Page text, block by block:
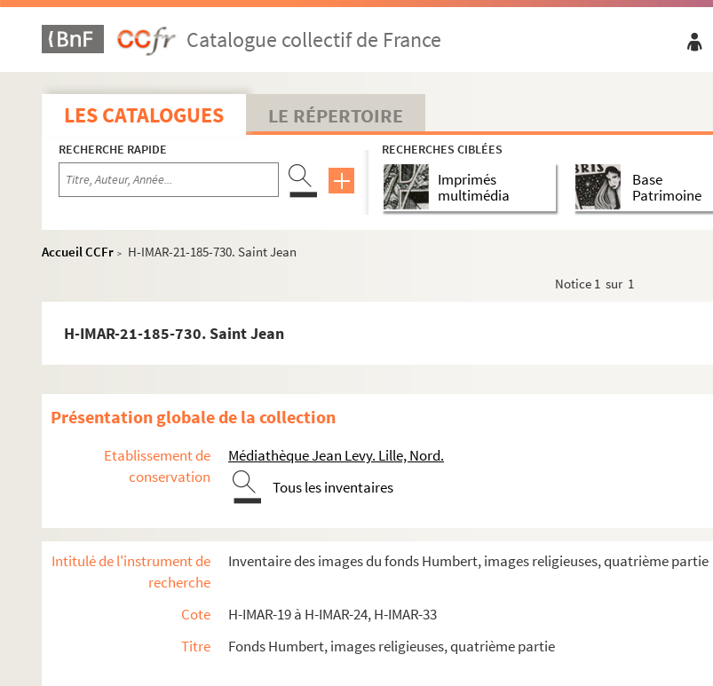
Catalogue collectif de France
LES CATALOGUES LE RÉPERTOIRE
RECHERCHE RAPIDE RECHERCHES CIBLÉES
Imprimés
multimédia
Base
Patrimoine
Accueil CCFr >
H-IMAR-21-185-730. Saint Jean
Notice 1 sur 1
H-IMAR-21-185-730. Saint Jean
Présentation globale de la collection
Etablissement de
conservation
Médiathèque Jean Levy. Lille, Nord.
Tous les inventaires
Intitulé de l'instrument de
recherche
Inventaire des images du fonds Humbert, images religieuses, quatrième partie
Cote
H-IMAR-19 à H-IMAR-24, H-IMAR-33
Titre
Fonds Humbert, images religieuses, quatrième partie
H-IMAR-21-182-703. Saint Jean
H-IMAR-21-182-704. Saint Jean
H-IMAR-21-182-705. Saint Jean
H-IMAR-21-183-706. Saint Jean, porte latine
H-IMAR-21-183-707. Saint Jean, porte latine
H-IMAR-21-183-708. Saint Jean, porte latine
H-IMAR-21-185-713. Saint Jean
H-IMAR-21-185-716. Saint Jean
H-IMAR-21-185-718. Saint Jean
H-IMAR-21-185-719. Saint Jean
H-IMAR-21-185-721. Saint Jean
H-IMAR-21-185-722. Saint Jean
H-IMAR-21-185-725. Saint Jean